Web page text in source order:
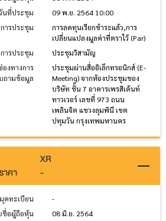
นที่ประชุม
09 พ.ย. 2564 10:00
ารประชุม
การลดทุนเรียกชำระแล้ว,การ
เปลี่ยนแปลงมูลค่าที่ตราไว้ (Par)
ารประชุม
ประชุมวิสามัญ
งทางการ
ถามข้อมูล
ประชุมผ่านสื่ออิเล็กทรอนิกส์ (E-
Meeting) จากห้องประชุมของ
บริษัท ชั้น 7 อาคารเพรสิเด้นท์
ทาวเวอร์ เลขที่ 973 ถนน
เพลินจิต แขวงลุมพินี เขต
ปทุมวัน กรุงเทพมหานคร
XR
าคา
-
ดทะเบียน
-
ชื่อผู้ถือหุ้น
08 มิ.ย. 2564